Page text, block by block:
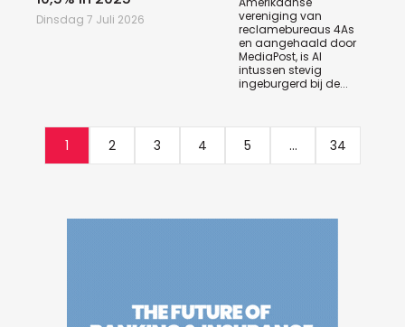
Dinsdag 7 Juli 2026
vereniging van
reclamebureaus 4As
en aangehaald door
MediaPost, is AI
intussen stevig
ingeburgerd bij de...
1 2 3 4 5 ... 34